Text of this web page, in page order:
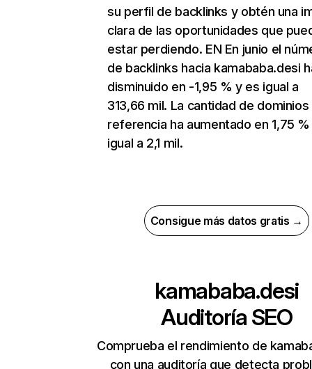
su perfil de backlinks y obtén una
clara de las oportunidades que
estar perdiendo. EN En junio el
de backlinks hacia kamababa.desi
disminuido en -1,95 % y es igual a
313,66 mil. La cantidad de
referencia ha aumentado en 1,75
igual a 2,1 mil.
Consigue más datos gratis →
kamababa.desi
Auditoría SEO
Comprueba el rendimiento de
con una auditoría que detecta